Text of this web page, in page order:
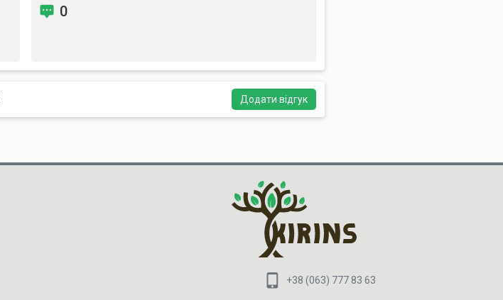
0
Додати відгук
+38 (063) 777 83 63